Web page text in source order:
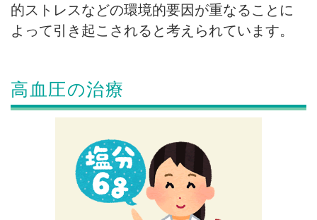
的ストレスなどの環境的要因が重なることに
よって引き起こされると考えられています。
高血圧の治療